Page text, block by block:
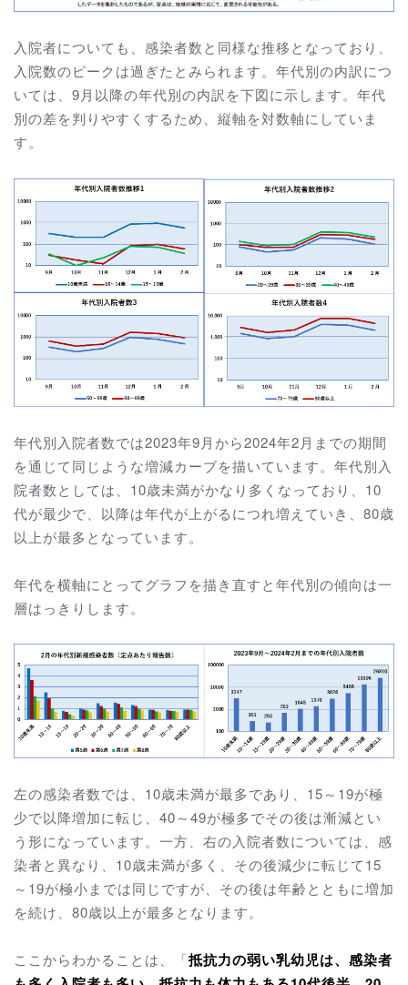
入院者についても、感染者数と同様な推移となっており、
入院数のピークは過ぎたとみられます。年代別の内訳につ
いては、9月以降の年代別の内訳を下図に示します。年代
別の差を判りやすくするため、縦軸を対数軸にしていま
す。
年代別入院者数では2023年9月から2024年2月までの期間
を通じて同じような増減カーブを描いています。年代別入
院者数としては、10歳未満がかなり多くなっており、10
代が最少で、以降は年代が上がるにつれ増えていき、80歳
以上が最多となっています。
年代を横軸にとってグラフを描き直すと年代別の傾向は一
層はっきりします。
左の感染者数では、10歳未満が最多であり、15～19が極
少で以降増加に転じ、40～49が極多でその後は漸減とい
う形になっています。一方、右の入院者数については、感
染者と異なり、10歳未満が多く、その後減少に転じて15
～19が極小までは同じですが、その後は年齢とともに増加
を続け、80歳以上が最多となります。
ここからわかることは、「抵抗力の弱い乳幼児は、感染者